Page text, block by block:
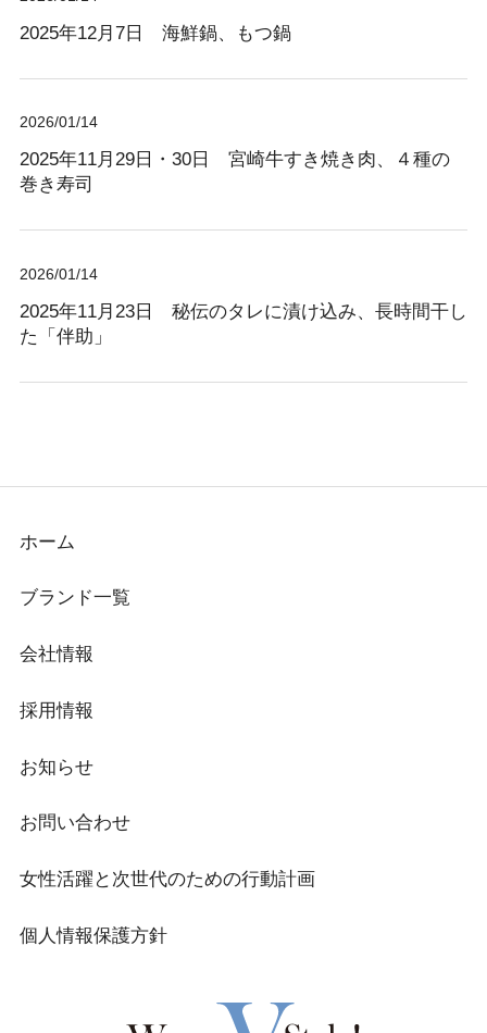
2025年12月7日 海鮮鍋、もつ鍋
2026/01/14
2025年11月29日・30日 宮崎牛すき焼き肉、４種の
巻き寿司
2026/01/14
2025年11月23日 秘伝のタレに漬け込み、長時間干し
た「伴助」
ホーム
ブランド一覧
会社情報
採用情報
お知らせ
お問い合わせ
女性活躍と次世代のための行動計画
個人情報保護方針